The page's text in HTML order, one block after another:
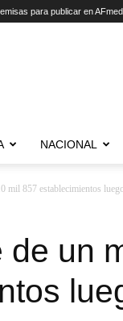
para publicar en
NACIONAL
mil 857 establecimientos
de un